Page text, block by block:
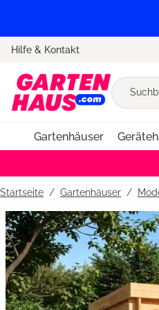
Hilfe & Kontakt
Gartenhäuser
Startseite Gartenhäuser /
Bildergalerie überspringen